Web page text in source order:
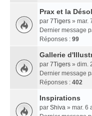
Prax et la
par 7Tigers » mar.
Dernier message
Réponses : 99
Gallerie
par 7Tigers » dim.
Dernier message
Réponses : 402
Inspirations
par Shiva » mar. 6